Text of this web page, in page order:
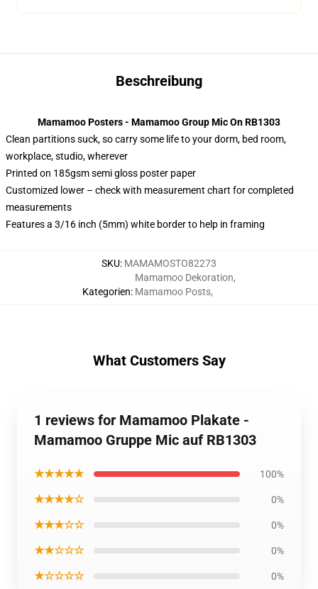
Beschreibung
Mamamoo Posters - Mamamoo Group Mic On RB1303
Clean partitions suck, so carry some life to your dorm, bed room,
workplace, studio, wherever
Printed on 185gsm semi gloss poster paper
Customized lower – check with measurement chart for completed
measurements
Features a 3/16 inch (5mm) white border to help in framing
SKU: MAMAMOSTO82273
Kategorien:
Mamamoo Dekoration,
Mamamoo Posts,
What Customers Say
1 reviews for Mamamoo Plakate -
Mamamoo Gruppe Mic auf RB1303
★★★★★ 100%
★★★★☆ 0%
★★★☆☆ 0%
★★☆☆☆ 0%
★☆☆☆☆ 0%